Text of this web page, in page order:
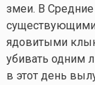
змеи. В Средние
ядовитыми
убивать одним
в этот день